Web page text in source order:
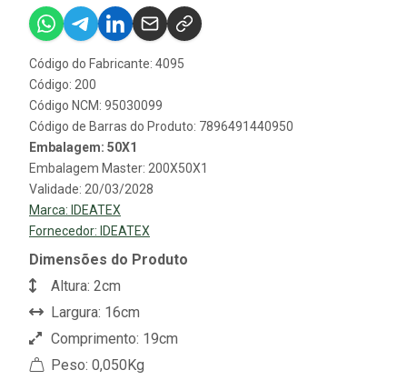
Código do Fabricante: 4095
Código: 200
Código NCM: 95030099
Código de Barras do Produto: 7896491440950
Embalagem: 50X1
Embalagem Master: 200X50X1
Validade: 20/03/2028
Marca: IDEATEX
Fornecedor: IDEATEX
Dimensões do Produto
Altura: 2cm
Largura: 16cm
Comprimento: 19cm
Peso: 0,050Kg